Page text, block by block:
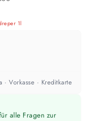
aufgerundet.
1l
· Vorkasse · Kreditkarte
alle Fragen zur